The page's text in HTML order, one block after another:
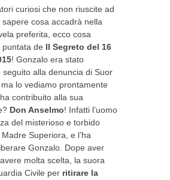
curiosi che non riuscite ad
cosa accadrà nella
preferita, ecco cosa
de Il Segreto del 16
! Gonzalo era stato
seguito alla denuncia di Suor
lo vediamo prontamente
ha contribuito alla sua
Don Anselmo! Infatti l’uomo
del misterioso e torbido
Superiora, e l’ha
Gonzalo. Dope aver
molta scelta, la suora
Civile per ritirare la